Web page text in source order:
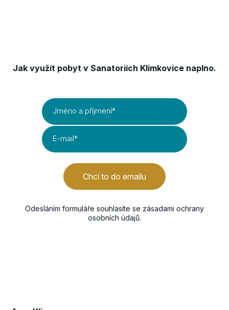
Jak využít pobyt v Sanatoriích Klimkovice naplno.
Jméno a příjmení*
E-mail*
Chci to do emailu
Odesláním formuláře souhlasíte se zásadami ochrany
osobních údajů.